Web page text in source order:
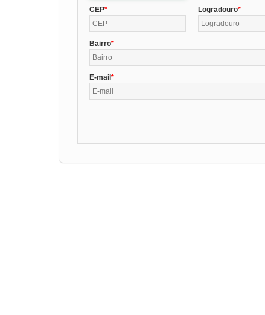
CEP Logradouro
Bairro
E-mail